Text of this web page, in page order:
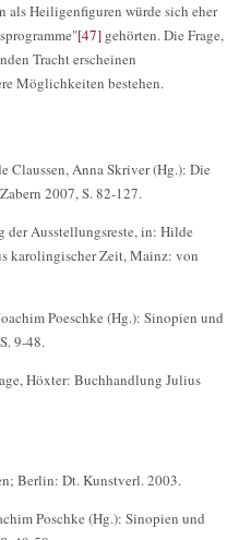
als Heiligenfiguren würde sich eher
[47] gehörten. Die Frage,
Tracht erscheinen
Möglichkeiten bestehen.
Claussen, Anna Skriver (Hg.): Die
2007, S. 82-127.
der Ausstellungsreste, in: Hilde
karolingischer Zeit, Mainz: von
Poeschke (Hg.): Sinopien und
9-48.
Höxter: Buchhandlung Julius
Berlin: Dt. Kunstverl. 2003.
Poschke (Hg.): Sinopien und